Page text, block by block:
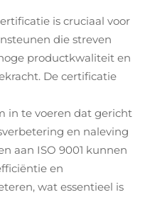
is cruciaal voor
die streven
productkwaliteit en
De certificatie
in te voeren dat gericht
en naleving
aan ISO 9001 kunnen
en
wat essentieel is